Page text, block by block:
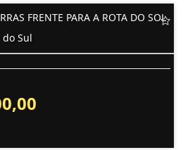
FRENTE PARA A ROTA DO SOL
do Sul